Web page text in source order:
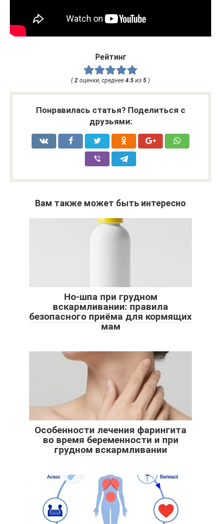
Рейтинг
(2 оценки, среднее 4.5 из 5 )
Понравилась статья? Поделиться с
друзьями:
Вам также может быть интересно
Но-шпа при грудном
вскармливании: правила
безопасного приёма для кормящих
мам
Особенности лечения фарингита
во время беременности и при
грудном вскармливании